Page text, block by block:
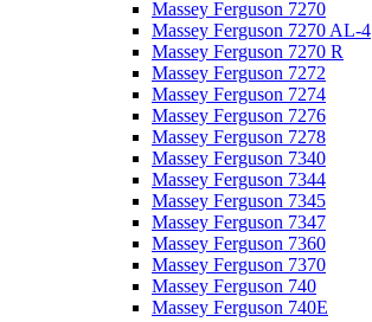
Massey Ferguson 7270
Massey Ferguson 7270 AL-4
Massey Ferguson 7270 R
Massey Ferguson 7272
Massey Ferguson 7274
Massey Ferguson 7276
Massey Ferguson 7278
Massey Ferguson 7340
Massey Ferguson 7344
Massey Ferguson 7345
Massey Ferguson 7347
Massey Ferguson 7360
Massey Ferguson 7370
Massey Ferguson 740
Massey Ferguson 740E